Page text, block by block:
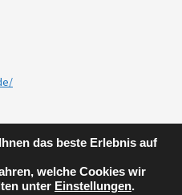
Powered byWordPress
Elmastudio.
das beste Erlebnis auf
welche Cookies wir
unter Einstellungen.